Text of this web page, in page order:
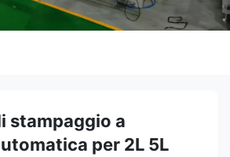
stampaggio a
per 2L 5L